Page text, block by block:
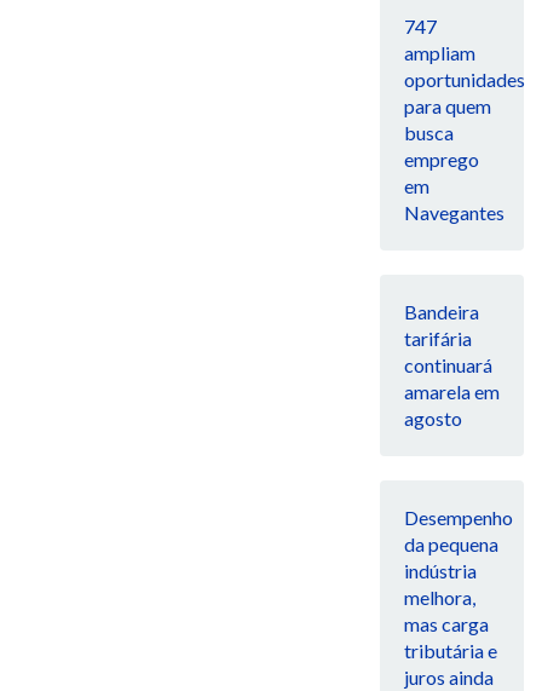
747
ampliam
oportunidades
para quem
busca
emprego
em
Navegantes
Bandeira
tarifária
continuará
amarela em
agosto
Desempenho
da pequena
indústria
melhora,
mas carga
tributária e
juros ainda